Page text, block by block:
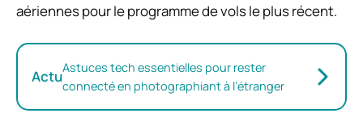
aériennes pour le programme de vols le plus récent.
ActuAstuces tech essentielles pour rester
connecté en photographiant à l’étranger